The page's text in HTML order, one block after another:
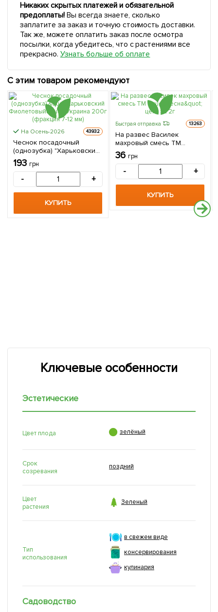
Никаких скрытых платежей и обязательной
предоплаты!Вы всегда знаете, сколько
заплатите за заказ и точную стоимость доставки.
Так же, можете оплатить заказ после осмотра
посылки, когда убедитесь, что с растениями все
прекрасно. Узнать больше об оплате
С этим товаром рекомендуют
На Осень-2026 43932
Чеснок посадочный
(однозубка) "Харьковский
Фиолетовый" Украина
200г (фракция 7-12 мм)
193 грн
- +
КУПИТЬ
Быстрая отправка 13263
На развес Василек
махровый смесь ТМ
"Весна" цена за 2г
36 грн
- +
КУПИТЬ
Ключевые особенности
Эстетические
Цвет плода  зелёный
Срок
созревания
поздний
Цвет
растения
 Зеленый
Тип
использования
в свежем виде
консервирования
кулинария
Садоводство